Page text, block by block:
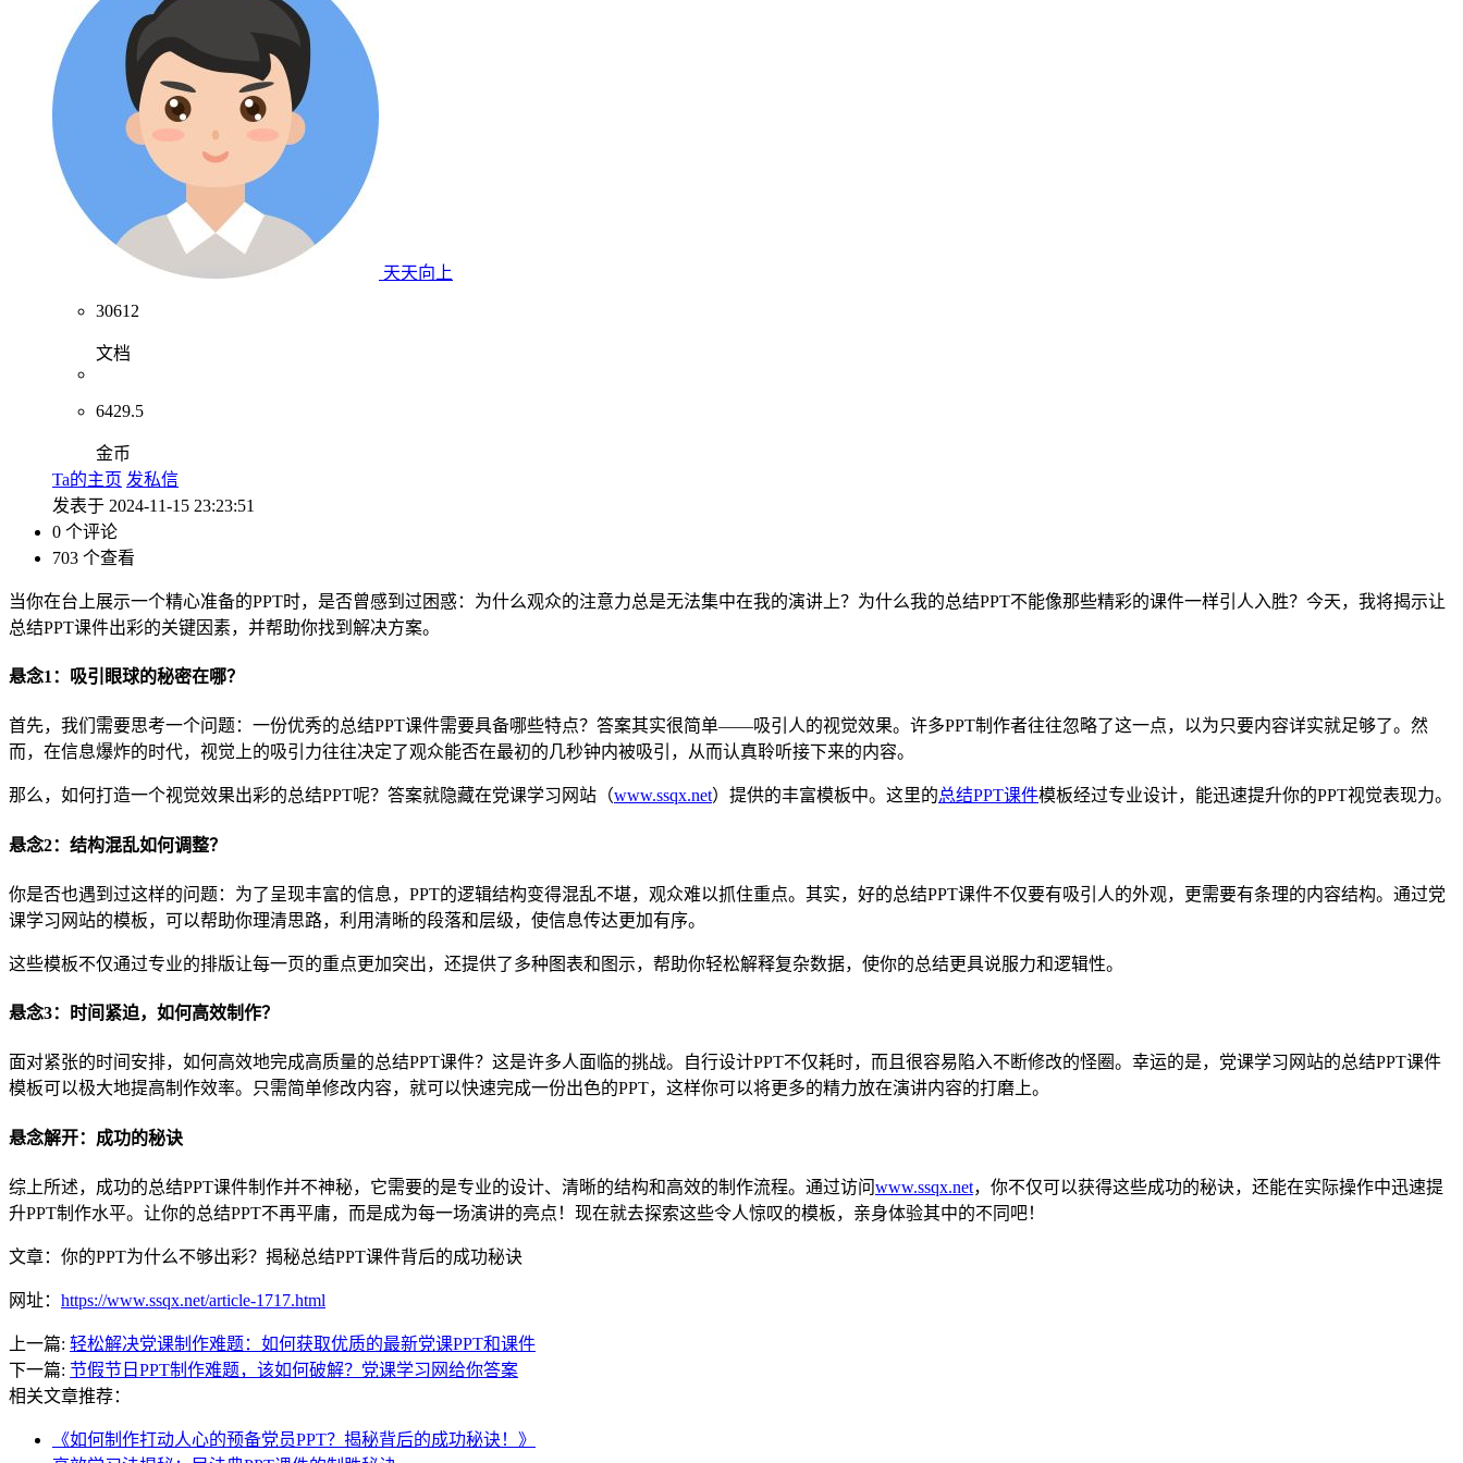
天天向上
30612
文档
6429.5
金币
Ta的主页 发私信
发表于 2024-11-15 23:23:51
0 个评论
703 个查看
当你在台上展示一个精心准备的PPT时，是否曾感到过困惑：为什么观众的注意力总是无法集中在我的演讲上？为什么我的总结PPT不能像那些精彩的课件一样引人入胜？今天，我将揭示让
总结PPT课件出彩的关键因素，并帮助你找到解决方案。
悬念1：吸引眼球的秘密在哪？
首先，我们需要思考一个问题：一份优秀的总结PPT课件需要具备哪些特点？答案其实很简单——吸引人的视觉效果。许多PPT制作者往往忽略了这一点，以为只要内容详实就足够了。然
而，在信息爆炸的时代，视觉上的吸引力往往决定了观众能否在最初的几秒钟内被吸引，从而认真聆听接下来的内容。
那么，如何打造一个视觉效果出彩的总结PPT呢？答案就隐藏在党课学习网站（www.ssqx.net）提供的丰富模板中。这里的总结PPT课件模板经过专业设计，能迅速提升你的PPT视觉表现力。
悬念2：结构混乱如何调整？
你是否也遇到过这样的问题：为了呈现丰富的信息，PPT的逻辑结构变得混乱不堪，观众难以抓住重点。其实，好的总结PPT课件不仅要有吸引人的外观，更需要有条理的内容结构。通过党
课学习网站的模板，可以帮助你理清思路，利用清晰的段落和层级，使信息传达更加有序。
这些模板不仅通过专业的排版让每一页的重点更加突出，还提供了多种图表和图示，帮助你轻松解释复杂数据，使你的总结更具说服力和逻辑性。
悬念3：时间紧迫，如何高效制作？
面对紧张的时间安排，如何高效地完成高质量的总结PPT课件？这是许多人面临的挑战。自行设计PPT不仅耗时，而且很容易陷入不断修改的怪圈。幸运的是，党课学习网站的总结PPT课件
模板可以极大地提高制作效率。只需简单修改内容，就可以快速完成一份出色的PPT，这样你可以将更多的精力放在演讲内容的打磨上。
悬念解开：成功的秘诀
综上所述，成功的总结PPT课件制作并不神秘，它需要的是专业的设计、清晰的结构和高效的制作流程。通过访问www.ssqx.net，你不仅可以获得这些成功的秘诀，还能在实际操作中迅速提
升PPT制作水平。让你的总结PPT不再平庸，而是成为每一场演讲的亮点！现在就去探索这些令人惊叹的模板，亲身体验其中的不同吧！
文章：你的PPT为什么不够出彩？揭秘总结PPT课件背后的成功秘诀
网址： https://www.ssqx.net/article-1717.html
上一篇: 轻松解决党课制作难题：如何获取优质的最新党课PPT和课件
下一篇: 节假节日PPT制作难题，该如何破解？党课学习网给你答案
相关文章推荐：
《如何制作打动人心的预备党员PPT？揭秘背后的成功秘诀！》